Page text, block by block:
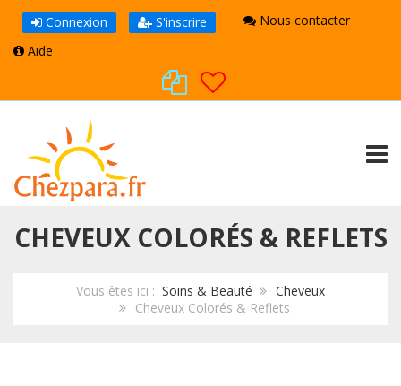
Connexion S'inscrire
Nous contacter
Aide
CHEVEUX COLORÉS & REFLETS
Vous êtes ici : Soins & Beauté
Cheveux
Cheveux Colorés & Reflets